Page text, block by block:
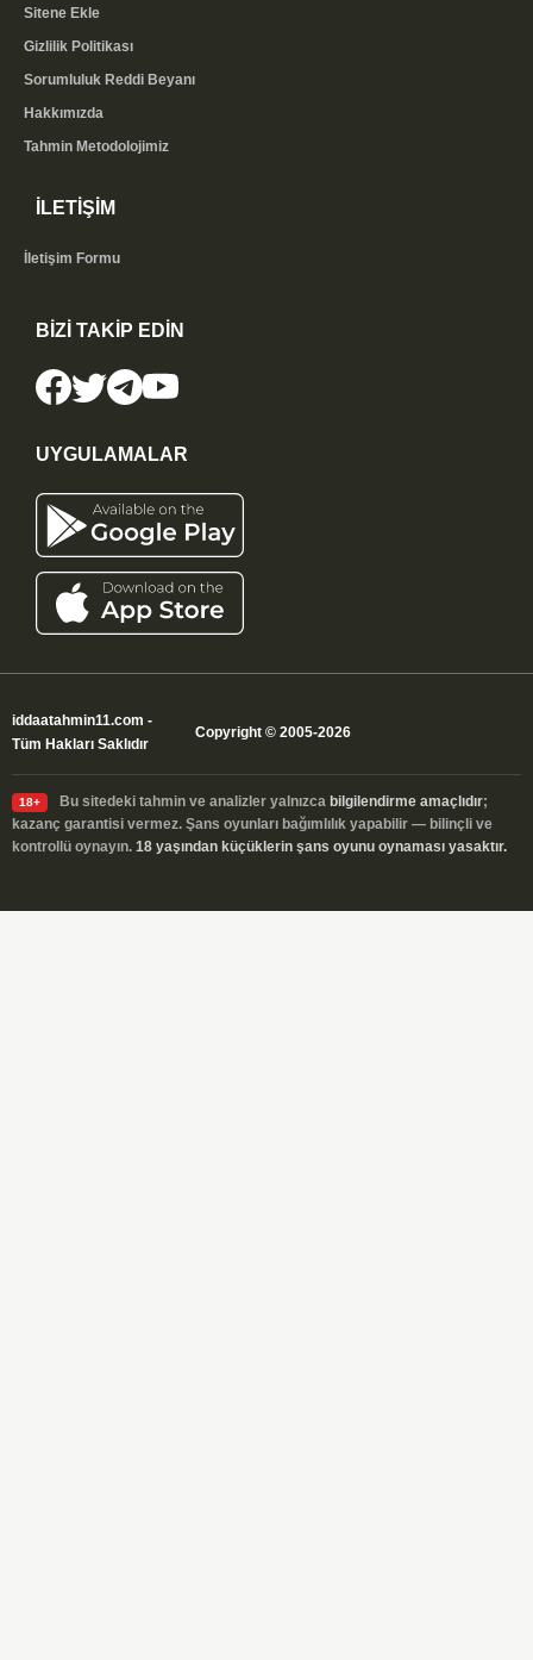
Sitene Ekle
Gizlilik Politikası
Sorumluluk Reddi Beyanı
Hakkımızda
Tahmin Metodolojimiz
İLETİŞİM
İletişim Formu
BİZİ TAKİP EDİN
UYGULAMALAR
iddaatahmin11.com -
Tüm Hakları Saklıdır
Copyright © 2005-2026
18+ Bu sitedeki tahmin ve analizler yalnızca bilgilendirme amaçlıdır;
kazanç garantisi vermez. Şans oyunları bağımlılık yapabilir — bilinçli ve
kontrollü oynayın. 18 yaşından küçüklerin şans oyunu oynaması yasaktır.